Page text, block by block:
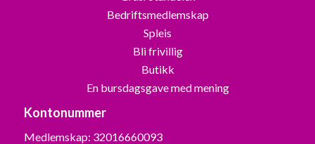
Bedriftsmedlemskap
Spleis
Bli frivillig
Butikk
En bursdagsgave med mening
Kontonummer
Medlemskap: 32016660093